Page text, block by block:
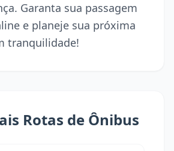
Garanta sua passagem
e planeje sua próxima
tranquilidade!
Rotas de Ônibus